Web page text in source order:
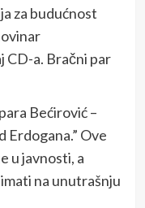
za budućnost
CD-a. Bračni par
Bećirović –
Erdogana.” Ove
u javnosti, a
na unutrašnju